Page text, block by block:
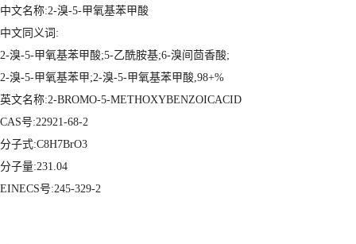
中文名称:2-溴-5-甲氧基苯甲酸
中文同义词:
2-溴-5-甲氧基苯甲酸;5-乙酰胺基;6-溴间茴香酸;
2-溴-5-甲氧基苯甲;2-溴-5-甲氧基苯甲酸,98+%
英文名称:2-BROMO-5-METHOXYBENZOICACID
CAS号:22921-68-2
分子式:C8H7BrO3
分子量:231.04
EINECS号:245-329-2